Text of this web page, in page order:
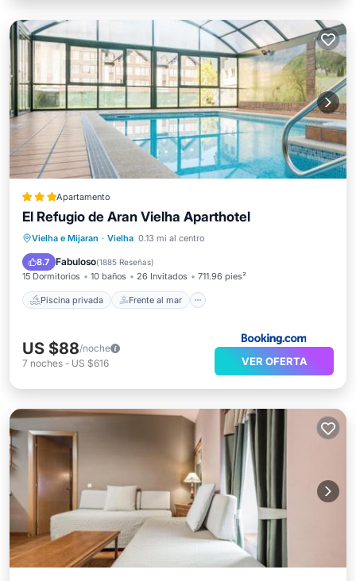
Apartamento
El Refugio de Aran Vielha Aparthotel
Vielha e Mijaran · Vielha 0.13 mi al centro
8.7 Fabuloso(1885 Reseñas)
15 Dormitorios 10 baños 26 Invitados 711.96 pies²
Piscina privada Frente al mar
Piscina privada
Frente al mar
Aparcamiento
US $88/noche
7 noches - US $616 VER OFERTA